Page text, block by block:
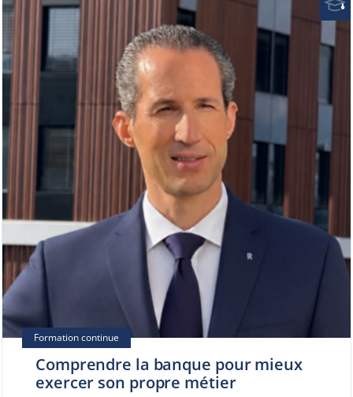
Comprendre la banque pour mieux
exercer son propre métier